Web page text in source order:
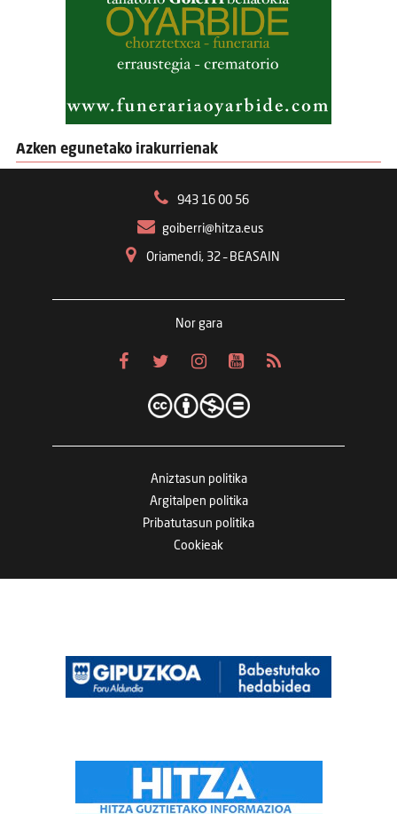
Azken egunetako irakurrienak
943 16 00 56
goiberri@hitza.eus
Oriamendi, 32 – BEASAIN
Nor gara
Aniztasun politika
Argitalpen politika
Pribatutasun politika
Cookieak